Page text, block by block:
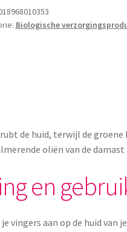
Biologische
de huid, terwijl de groene
oliën van de damast
en
vingers aan op de huid van